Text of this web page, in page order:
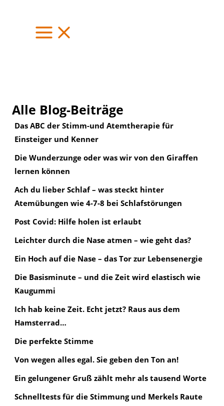
springen
Alle Blog-Beiträge
Das ABC der Stimm-und Atemtherapie für
Einsteiger und Kenner
Die Wunderzunge oder was wir von den Giraffen
lernen können
Ach du lieber Schlaf – was steckt hinter
Atemübungen wie 4-7-8 bei Schlafstörungen
Post Covid: Hilfe holen ist erlaubt
Leichter durch die Nase atmen – wie geht das?
Ein Hoch auf die Nase – das Tor zur Lebensenergie
Die Basisminute – und die Zeit wird elastisch wie
Kaugummi
Ich hab keine Zeit. Echt jetzt? Raus aus dem
Hamsterrad…
Die perfekte Stimme
Von wegen alles egal. Sie geben den Ton an!
Ein gelungener Gruß zählt mehr als tausend Worte
Schnelltests für die Stimmung und Merkels Raute